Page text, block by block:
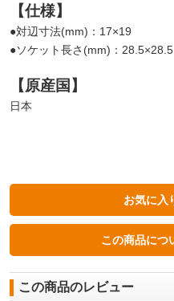
【仕様】
●対辺寸法(mm)：17×19
●ソケット長さ(mm)：28.5×28.5
【原産国】
日本
この商品のレビュー